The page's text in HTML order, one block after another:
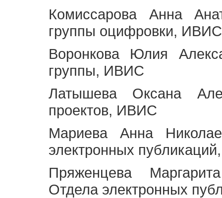
Комиссарова Анна
группы оцифровки, ИВИС
Воронкова Юлия
группы, ИВИС
Латышева Оксана
проектов, ИВИС
Мариева Анна
электронных
Пряженцева
Отдела электронных